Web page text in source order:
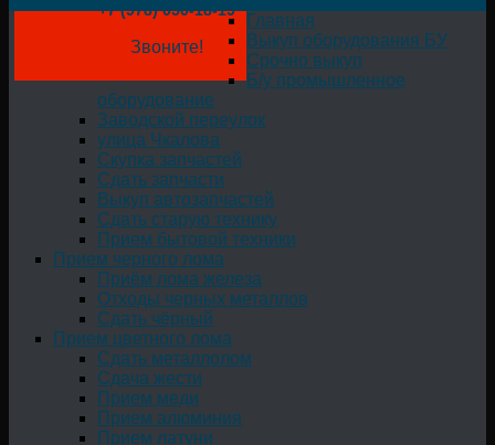
+7 (978) 050-18-19
Звоните!
Главная
Выкуп оборудования БУ
Срочно выкуп
Б/у промышленное
оборудование
Заводской переулок
улица Чкалова
Скупка запчастей
Сдать запчасти
Выкуп автозапчастей
Сдать старую технику
Прием бытовой техники
Прием черного лома
Приём лома железа
Отходы черных металлов
Сдать чёрный
Прием цветного лома
Сдать металлолом
Сдача жести
Прием меди
Прием алюминия
Прием латуни